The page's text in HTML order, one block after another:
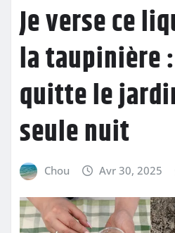
Je verse ce
la taupinière
quitte le
seule nuit
Chou Avr 30, 2025